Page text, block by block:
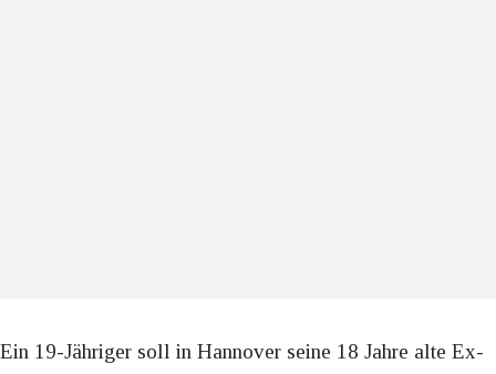
Ein 19-Jähriger soll in Hannover seine 18 Jahre alte Ex-